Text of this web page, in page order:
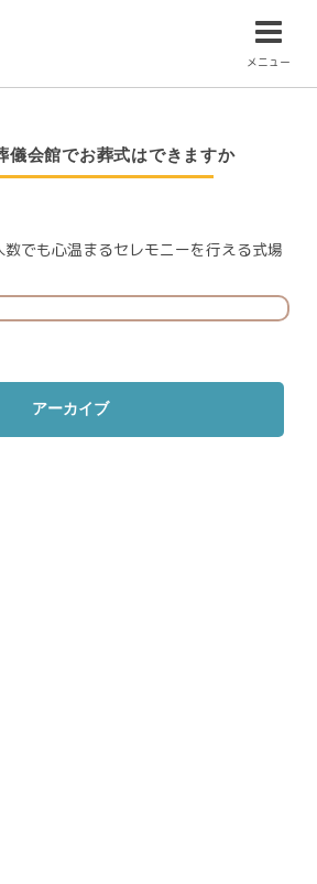
メニュー
儀会館でお葬式はできますか
でも心温まるセレモニーを行える式場
アーカイブ